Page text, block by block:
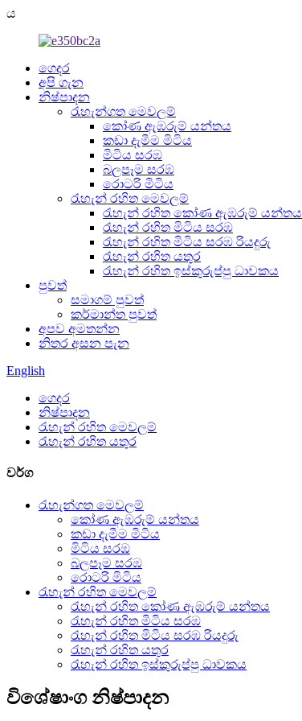
ය
ගෙදර
අපි ගැන
නිෂ්පාදන
රැහැන්ගත මෙවලම්
කෝණ ඇඹරුම් යන්තය
කඩා දැමීම මිටිය
මිටිය සරඹ
බලපෑම සරඹ
රොටරි මිටිය
රැහැන් රහිත මෙවලම්
රැහැන් රහිත කෝණ ඇඹරුම් යන්තය
රැහැන් රහිත මිටිය සරඹ
රැහැන් රහිත මිටිය සරඹ රියදුරු
රැහැන් රහිත යතුර
රැහැන් රහිත ඉස්කුරුප්පු ධාවකය
පුවත්
සමාගම් පුවත්
කර්මාන්ත පුවත්
අපව අමතන්න
නිතර අසන පැන
English
ගෙදර
නිෂ්පාදන
රැහැන් රහිත මෙවලම්
රැහැන් රහිත යතුර
වර්ග
රැහැන්ගත මෙවලම්
කෝණ ඇඹරුම් යන්තය
කඩා දැමීම මිටිය
මිටිය සරඹ
බලපෑම සරඹ
රොටරි මිටිය
රැහැන් රහිත මෙවලම්
රැහැන් රහිත කෝණ ඇඹරුම් යන්තය
රැහැන් රහිත මිටිය සරඹ
රැහැන් රහිත මිටිය සරඹ රියදුරු
රැහැන් රහිත යතුර
රැහැන් රහිත ඉස්කුරුප්පු ධාවකය
විශේෂාංග නිෂ්පාදන